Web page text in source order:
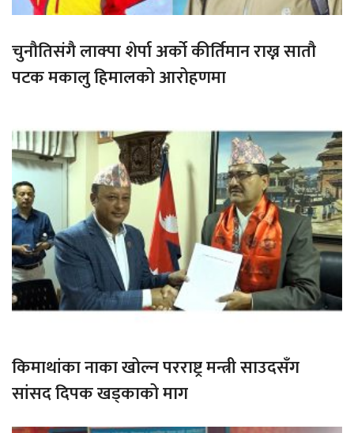
चुनौतिसंगै लाक्पा शेर्पा अर्को कीर्तिमान राख्न सातौ
पटक मकालु हिमालको आरोहणमा
किमाथांका नाका खोल्न परराष्ट्र मन्त्री साउदसँग
सांसद दिपक खड्काको माग